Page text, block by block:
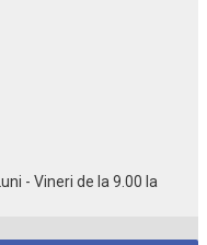
Luni - Vineri de la 9.00 la